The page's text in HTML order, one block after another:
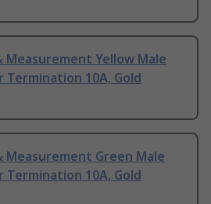
Measurement Yellow Male
Termination 10A, Gold
Measurement Green Male
Termination 10A, Gold